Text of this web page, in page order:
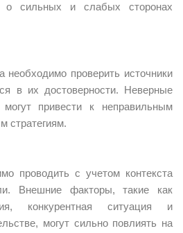
о сильных и слабых сторонах
необходимо проверить источники
в их достоверности. Неверные
привести к неправильным
стратегиям.
проводить с учетом контекста
Внешние факторы, такие как
конкурентная ситуация и
могут сильно повлиять на